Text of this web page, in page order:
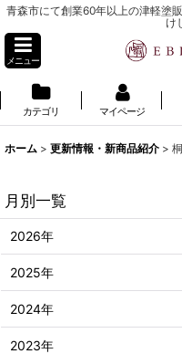
青森市にて創業60年以上の津軽塗
け
メニュー
カテゴリ マイページ
ホーム > 更新情報・新商品紹介 >
月別一覧
2026年
2025年
2024年
2023年